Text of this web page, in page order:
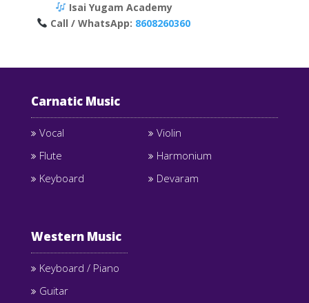
Isai Yugam Academy
Call / WhatsApp: 8608260360
Carnatic Music
Vocal
Violin
Flute
Harmonium
Keyboard
Devaram
Western Music
Keyboard / Piano
Guitar